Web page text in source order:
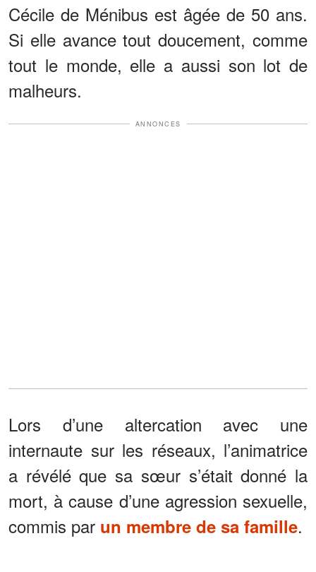
Cécile de Ménibus est âgée de 50 ans.
Si elle avance tout doucement, comme
tout le monde, elle a aussi son lot de
malheurs.
ANNONCES
Lors d’une altercation avec une
internaute sur les réseaux, l’animatrice
a révélé que sa sœur s’était donné la
mort, à cause d’une agression sexuelle,
commis par un membre de sa famille.